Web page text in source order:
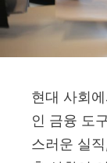
현대 사회
인 금융 도
스러운 실